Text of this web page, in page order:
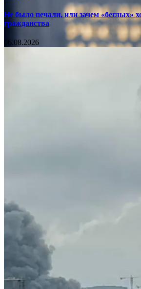
Не было печали, или зачем «беглых»
гражданства
06.08.2026